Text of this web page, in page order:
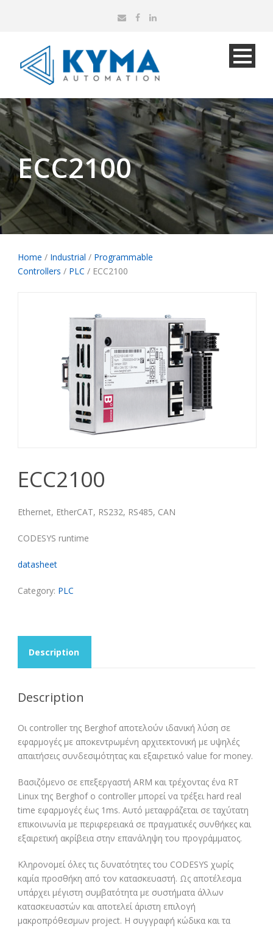
ECC2100
Home / Industrial / Programmable
Controllers / PLC / ECC2100
ECC2100
Ethernet, EtherCAT, RS232, RS485, CAN
CODESYS runtime
datasheet
Category: PLC
Description
Description
Οι controller της Berghof αποτελούν ιδανική λύση σε
εφαρμογές με αποκεντρωμένη αρχιτεκτονική με υψηλές
απαιτήσεις συνδεσιμότητας και εξαιρετικό value for money.
Βασιζόμενο σε επεξεργαστή ARM και τρέχοντας ένα RT
Linux της Berghof ο controller μπορεί να τρέξει hard real
time εφαρμογές έως 1ms. Αυτό μεταφράζεται σε ταχύτατη
επικοινωνία με περιφερειακά σε πραγματικές συνθήκες και
εξαιρετική ακρίβεια στην επανάληψη του προγράμματος.
Κληρονομεί όλες τις δυνατότητες του CODESYS χωρίς
καμία προσθήκη από τον κατασκευαστή. Ως αποτέλεσμα
υπάρχει μέγιστη συμβατότητα με συστήματα άλλων
κατασκευαστών και αποτελεί άριστη επιλογή
μακροπρόθεσμων project. Η συγγραφή κώδικα και τα